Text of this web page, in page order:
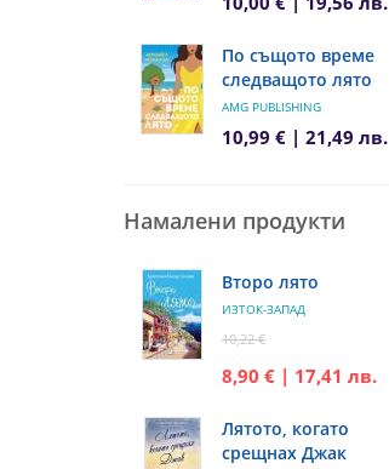
По същото време
следващото лято
AMG PUBLISHING
10,99 € | 21,49 лв.
Намалени продукти
Второ лято
ИЗТОК-ЗАПАД
10,22 €
8,90 € | 17,41 лв.
Лятото, когато
срещнах Джак